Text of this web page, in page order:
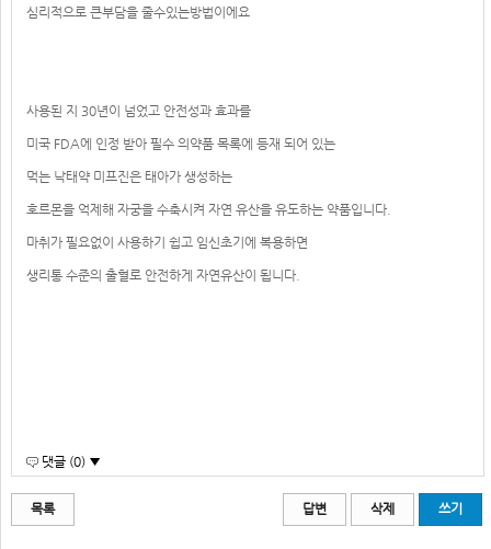
심리적으로 큰부담을 줄수있는방법이에요
사용된 지 30년이 넘었고 안전성과 효과를
미국 FDA에 인정 받아 필수 의약품 목록에 등재 되어 있는
먹는 낙태약 미프진은 태아가 생성하는
호르몬을 억제해 자궁을 수축시켜 자연 유산을 유도하는 약품입니다.
마취가 필요없이 사용하기 쉽고 임신초기에 복용하면
생리통 수준의 출혈로 안전하게 자연유산이 됩니다.
댓글 (0) ▼
목록 답변 삭제 쓰기